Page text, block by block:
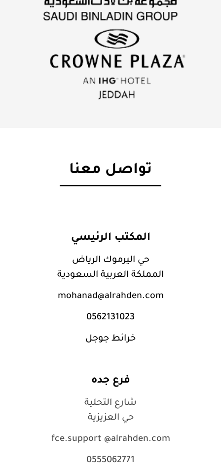
تواصل معنا
المكتب الرئيسي
حي اليرموك الرياض
المملكة العربية السعودية
mohanad@alrahden.com
0562131023
خرائط جوجل
فرع جده
شارع التحلية
حي العزيزية
fce.support @alrahden.com
0555062771